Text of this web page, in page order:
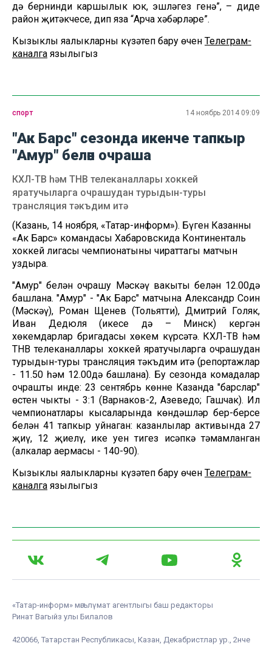
дә бернинди каршылык юк, эшләгез генә”, – диде
район җитәкчесе, дип яза “Арча хәбәрләре”.
Кызыклы яңалыкларны күзәтеп бару өчен Телеграм-
каналга язылыгыз
спорт 14 ноябрь 2014 09:09
"Ак Барс" сезонда икенче тапкыр
"Амур" белән очраша
КХЛ-ТВ һәм ТНВ телеканаллары хоккей
яратучыларга очрашудан турыдын-туры
трансляция тәкъдим итә
(Казань, 14 ноября, «Татар-информ»). Бүген Казанның
«Ак Барс» командасы Хабаровскида Континенталь
хоккей лигасы чемпионатының чираттагы матчын
уздыра.
"Амур" белән очрашу Мәскәү вакыты белән 12.00дә
башлана. "Амур" - "Ак Барс" матчына Александр Соин
(Мәскәү), Роман Щенев (Тольятти), Дмитрий Голяк,
Иван Дедюля (икесе дә – Минск) кергән
хөкемдарлар бригадасы хөкем күрсәтә. КХЛ-ТВ һәм
ТНВ телеканаллары хоккей яратучыларга очрашудан
турыдын-туры трансляция тәкъдим итә (репортажлар
- 11.50 һәм 12.00дә башлана). Бу сезонда комадалар
очрашты инде: 23 сентябрь көнне Казанда "барслар"
өстен чыкты - 3:1 (Варнаков-2, Азеведо; Гашчак). Ил
чемпионатлары кысаларында көндәшләр бер-берсе
белән 41 тапкыр уйнаган: казанлылар активында 27
җиңү, 12 җиңелү, ике уен тигез исәпкә тәмамланган
(алкалар аермасы - 140-90).
Кызыклы яңалыкларны күзәтеп бару өчен Телеграм-
каналга язылыгыз
«Татар-информ» мәгълүмат агентлыгы баш редакторы
Ринат Вагыйз улы Билалов
420066, Татарстан Республикасы, Казан, Декабристлар ур., 2нче